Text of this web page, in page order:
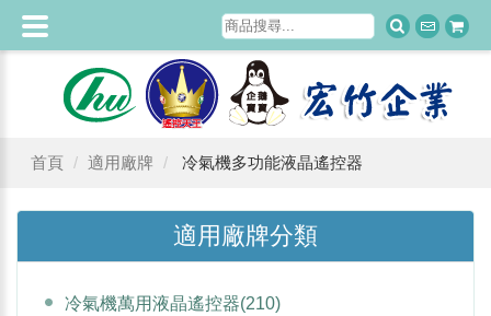
首頁 適用廠牌 冷氣機多功能液晶遙控器
適用廠牌分類
冷氣機萬用液晶遙控器(210)